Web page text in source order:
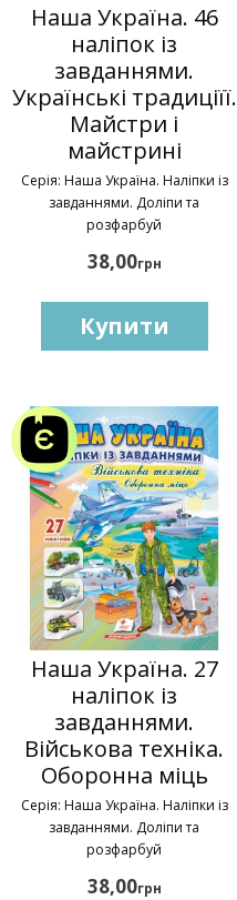
Наша Україна. 46
наліпок із
завданнями.
Українські традиціїї.
Майстри і
майстрині
Серія: Наша Україна. Наліпки із
завданнями. Доліпи та
розфарбуй
38,00грн
Купити
Наша Україна. 27
наліпок із
завданнями.
Військова техніка.
Оборонна міць
Серія: Наша Україна. Наліпки із
завданнями. Доліпи та
розфарбуй
38,00грн